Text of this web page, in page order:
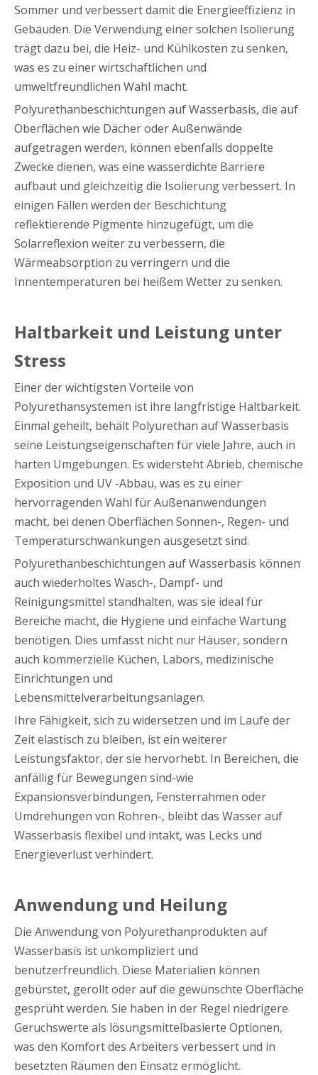
Sommer und verbessert damit die Energieeffizienz in
Gebäuden. Die Verwendung einer solchen Isolierung
trägt dazu bei, die Heiz- und Kühlkosten zu senken,
was es zu einer wirtschaftlichen und
umweltfreundlichen Wahl macht.
Polyurethanbeschichtungen auf Wasserbasis, die auf
Oberflächen wie Dächer oder Außenwände
aufgetragen werden, können ebenfalls doppelte
Zwecke dienen, was eine wasserdichte Barriere
aufbaut und gleichzeitig die Isolierung verbessert. In
einigen Fällen werden der Beschichtung
reflektierende Pigmente hinzugefügt, um die
Solarreflexion weiter zu verbessern, die
Wärmeabsorption zu verringern und die
Innentemperaturen bei heißem Wetter zu senken.
Haltbarkeit und Leistung unter
Stress
Einer der wichtigsten Vorteile von
Polyurethansystemen ist ihre langfristige Haltbarkeit.
Einmal geheilt, behält Polyurethan auf Wasserbasis
seine Leistungseigenschaften für viele Jahre, auch in
harten Umgebungen. Es widersteht Abrieb, chemische
Exposition und UV -Abbau, was es zu einer
hervorragenden Wahl für Außenanwendungen
macht, bei denen Oberflächen Sonnen-, Regen- und
Temperaturschwankungen ausgesetzt sind.
Polyurethanbeschichtungen auf Wasserbasis können
auch wiederholtes Wasch-, Dampf- und
Reinigungsmittel standhalten, was sie ideal für
Bereiche macht, die Hygiene und einfache Wartung
benötigen. Dies umfasst nicht nur Häuser, sondern
auch kommerzielle Küchen, Labors, medizinische
Einrichtungen und
Lebensmittelverarbeitungsanlagen.
Ihre Fähigkeit, sich zu widersetzen und im Laufe der
Zeit elastisch zu bleiben, ist ein weiterer
Leistungsfaktor, der sie hervorhebt. In Bereichen, die
anfällig für Bewegungen sind-wie
Expansionsverbindungen, Fensterrahmen oder
Umdrehungen von Rohren-, bleibt das Wasser auf
Wasserbasis flexibel und intakt, was Lecks und
Energieverlust verhindert.
Anwendung und Heilung
Die Anwendung von Polyurethanprodukten auf
Wasserbasis ist unkompliziert und
benutzerfreundlich. Diese Materialien können
gebürstet, gerollt oder auf die gewünschte Oberfläche
gesprüht werden. Sie haben in der Regel niedrigere
Geruchswerte als lösungsmittelbasierte Optionen,
was den Komfort des Arbeiters verbessert und in
besetzten Räumen den Einsatz ermöglicht.